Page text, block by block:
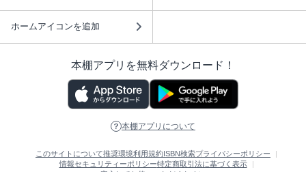
ホームアイコンを追加
本棚アプリを無料ダウンロード！
本棚アプリについて
このサイトについて推奨環境利用規約ISBN検索プライバシーポリシー
情報セキュリティーポリシー特定商取引法に基づく表示